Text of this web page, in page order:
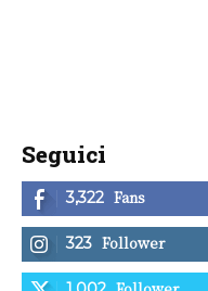
Seguici
3,322 Fans
323 Follower